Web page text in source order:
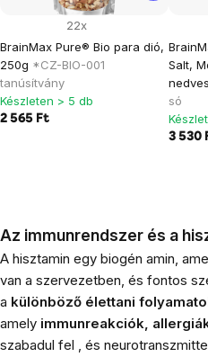
BrainMax Pure® Bio para dió,
250g *CZ-BIO-001
tanúsítvány
22x
Készleten > 5 db
2 565 Ft
Salt,
só
3 530
Az immunrendszer és a
A hisztamin egy biogén amin,
van a szervezetben, és fontos
a különböző élettani
amely immunreakciók,
szabadul fel , és